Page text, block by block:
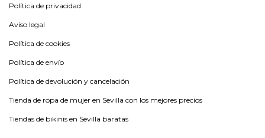
Política de privacidad
Aviso legal
Política de cookies
Política de envío
Política de devolución y cancelación
Tienda de ropa de mujer en Sevilla con los mejores precios
Tiendas de bikinis en Sevilla baratas